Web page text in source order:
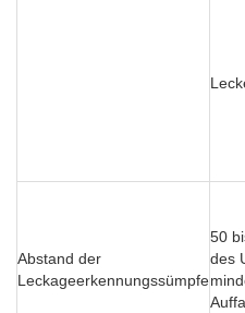
Abstand der
Leckageerkennungssümpfe
50
des